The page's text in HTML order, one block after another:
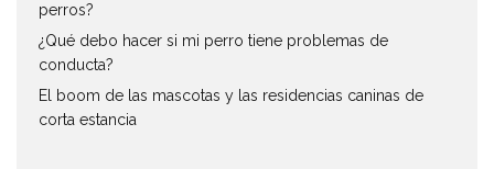
perros?
¿Qué debo hacer si mi perro tiene problemas de
conducta?
El boom de las mascotas y las residencias caninas de
corta estancia